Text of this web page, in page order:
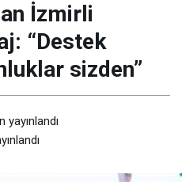
İzmirli
“Destek
sizden”
yayınlandı